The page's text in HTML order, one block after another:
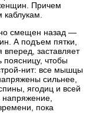
Причем
смещен назад —
А подъем пятки,
заставляет
чтобы
нит: все мышцы
сильнее,
ягодиц и всей
напряжение,
пока